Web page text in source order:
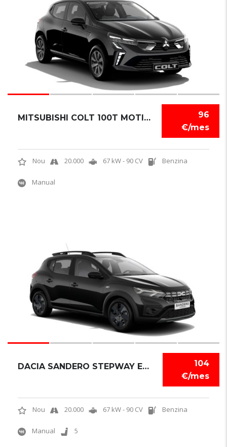
96
€/mes
MITSUBISHI COLT 100T MOTION
Nou 20.000 67 kW - 90 CV Benzina
Manual
104
€/mes
DACIA SANDERO STEPWAY EXPRESSION
Nou 20.000 67 kW - 90 CV Benzina
Manual 5